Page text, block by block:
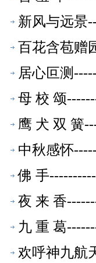
新风与远景
百花含苞赠
居心叵测
母 校 颂
鹰 犬 双 簧
中秋感怀
佛 手
夜 来 香
九 重 葛
欢呼神九航